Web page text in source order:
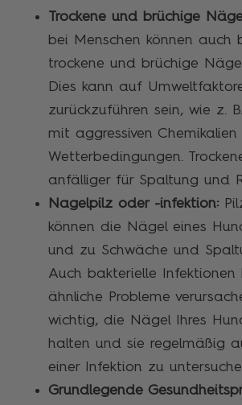
Trockene und brüchige
bei Menschen können auch
trockene und brüchige
Dies kann auf
zurückzuführen sein, wie z.
mit aggressiven
Wetterbedingungen.
anfälliger für Spaltung und
Nagelpilz oder -infektion:
können die Nägel eines
und zu Schwäche und
Auch bakterielle Infektionen
ähnliche Probleme
wichtig, die Nägel Ihres
halten und sie regelmäßig
einer Infektion zu
Grundlegende